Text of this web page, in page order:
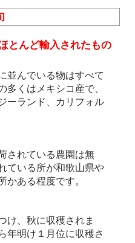
とんど輸入されたもの
並んでいる物はすべて
多くはメキシコ産で、
ーランド、カリフォル
されている農園は無
ている所が和歌山県や
かある程度です。
け、秋に収穫されま
年明け１月位に収穫さ